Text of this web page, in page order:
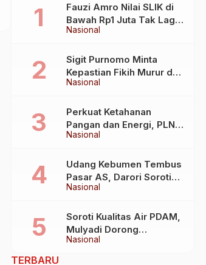
Nasional
Fauzi Amro Nilai SLIK di
Bawah Rp1 Juta Tak Lagi
Hambat Akses Rumah
Nasional
Sigit Purnomo Minta
Kepastian Fikih Murur dan
Mabit untuk Perkuat
Nasional
Perkuat Ketahanan
Pangan dan Energi, PLN
Jalin Kerja Sama Strategis
Kelautan dan Perikanan
Nasional
Udang Kebumen Tembus
Pasar AS, Darori Soroti
Dampaknya bagi Warga
Nasional
Soroti Kualitas Air PDAM,
Mulyadi Dorong
Standardisasi Lewat RUU
TERBARU